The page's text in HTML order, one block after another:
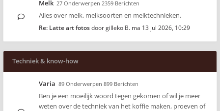
Melk 27 Onderwerpen 2359 Berichten
Alles over melk, melksoorten en melktechnieken.
Re: Latte art fotosdoorgilleko B. ma 13 jul 2026, 10:29
Techniek & know-how
Varia 89 Onderwerpen 899 Berichten
Ben je een moeilijk woord tegen gekomen of wil je meer
weten over de techniek van het koffie maken, proeven of